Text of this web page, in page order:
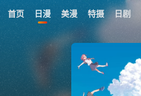
首页 日漫 美漫 特摄 日剧
我的观影记录